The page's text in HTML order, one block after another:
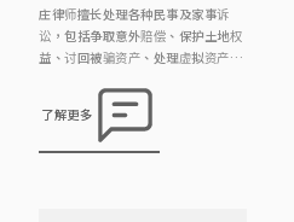
庄律师擅长处理各种民事及家事诉
讼，包括争取意外赔偿、保护土地权
益、讨回被骗资产、处理虚拟资产、
赡养费等等。庄律师相信采取在诉讼
过程中，最佳策略是「不战而屈人之
兵」，因此大部分客人都能避免要走
了解更多